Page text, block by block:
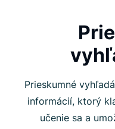
Prieskumné
informácií, ktorý
učenie sa a